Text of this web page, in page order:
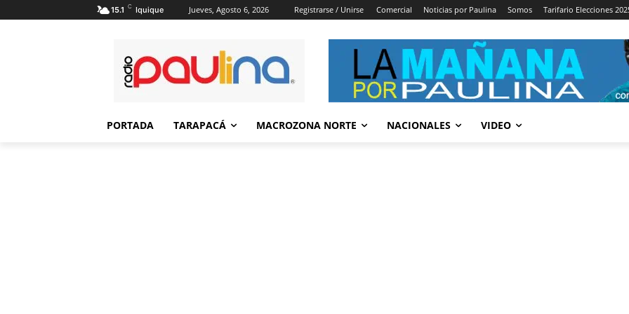
15.1 C Iquique Jueves, Agosto 6, 2026 Registrarse / Unirse Comercial Noticias por Paulina Somos Tarifario Elecciones
PORTADA TARAPACÁ MACROZONA NORTE NACIONALES VIDEO